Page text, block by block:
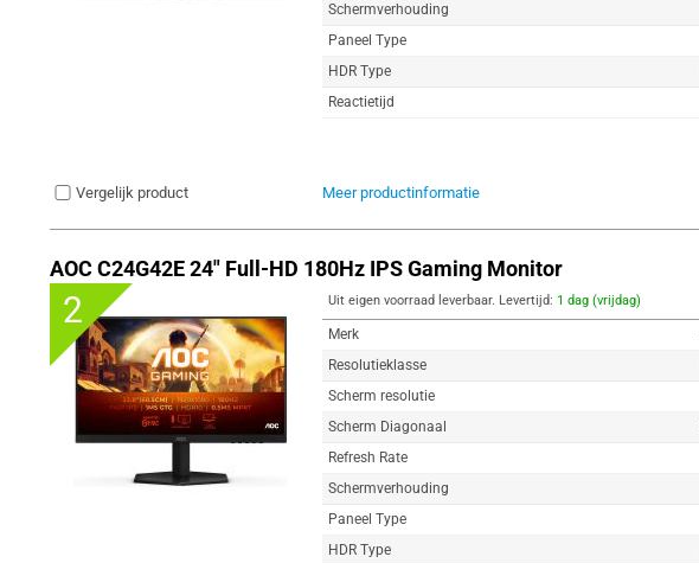
Schermverhouding
Paneel Type
HDR Type
Reactietijd
Vergelijk product Meer productinformatie
AOC C24G42E 24" Full-HD 180Hz IPS Gaming Monitor
2 Uit eigen voorraad leverbaar. Levertijd: 1 dag (vrijdag)
Merk
Resolutieklasse
Scherm resolutie
Scherm Diagonaal
Refresh Rate
Schermverhouding
Paneel Type
HDR Type